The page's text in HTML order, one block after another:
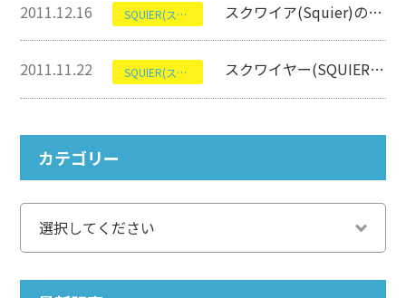
2011.12.16 SQUIER(スクワイヤー) スクワイア(Squier)のM-80【エレキギター高価買取中】
2011.11.22 SQUIER(スクワイヤー) スクワイヤー(SQUIER)のMIKE DIRNT PBについて
カテゴリー